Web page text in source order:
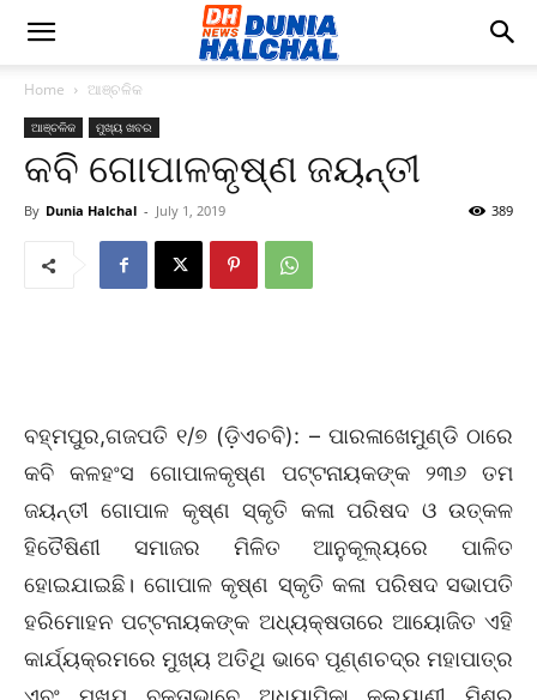
Home ଆଞ୍ଚଳିକ
ଆଞ୍ଚଳିକ ମୁଖ୍ୟ ଖବର
କବି ଗୋପାଳକୃଷ୍ଣ ଜୟନ୍ତୀ
By Dunia Halchal - July 1, 2019 389
ବହ୍ମପୁର,ଗଜପତି ୧/୭ (ଡ଼ିଏଚବି): – ପାରଳାଖେମୁଣ୍ଡି ଠାରେ
କବି କଳହଂସ ଗୋପାଳକୃଷ୍ଣ ପଟ୍ଟନାୟକଙ୍କ ୨୩୬ ତମ
ଜୟନ୍ତୀ ଗୋପାଳ କୃଷ୍ଣ ସ୍କୃତି କଳା ପରିଷଦ ଓ ଉତ୍କଳ
ହିତୈଷିଣୀ ସମାଜର ମିଳିତ ଆନୁକୂଲ୍ୟରେ ପାଳିତ
ହୋଇଯାଇଛି। ଗୋପାଳ କୃଷ୍ଣ ସ୍କୃତି କଳା ପରିଷଦ ସଭାପତି
ହରିମୋହନ ପଟ୍ଟନାୟକଙ୍କ ଅଧ୍ୟକ୍ଷତାରେ ଆୟୋଜିତ ଏହି
କାର୍ଯ୍ୟକ୍ରମରେ ମୁଖ୍ୟ ଅତିଥି ଭାବେ ପୂଣ୍ଣଚଦ୍ର ମହାପାତ୍ର